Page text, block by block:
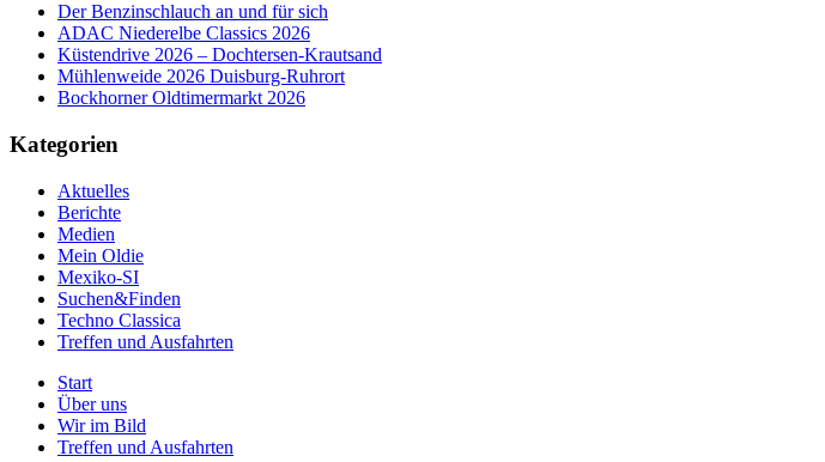
Der Benzinschlauch an und für sich
ADAC Niederelbe Classics 2026
Küstendrive 2026 – Dochtersen-Krautsand
Mühlenweide 2026 Duisburg-Ruhrort
Bockhorner Oldtimermarkt 2026
Kategorien
Aktuelles
Berichte
Medien
Mein Oldie
Mexiko-SI
Suchen&Finden
Techno Classica
Treffen und Ausfahrten
Start
Über uns
Wir im Bild
Treffen und Ausfahrten